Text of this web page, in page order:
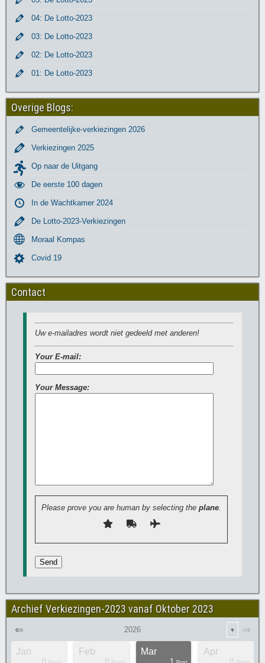
04: De Lotto-2023
03: De Lotto-2023
02: De Lotto-2023
01: De Lotto-2023
Overige Blogs:
Gemeentelijke-verkiezingen 2026
Verkiezingen 2025
Op naar de Uitgang
De eerste 100 dagen
In de Wachtkamer 2024
De Lotto-2023-Verkiezingen
Moraal Kompas
Covid 19
Contact
Uw e-mailadres wordt niet gedeeld met anderen!
Your E-mail:
Your Message:
Please prove you are human by selecting the plane
Archief Verkiezingen-2023 vanaf Oktober 2023
⇐ 2026 ▼ ⇒
Jan Feb Mar Apr